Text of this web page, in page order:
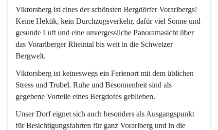
Viktorsberg ist eines der schönsten Bergdörfer Vorarlbergs!
Keine Hektik, kein Durchzugsverkehr, dafür viel Sonne und
gesunde Luft und eine unvergessliche Panoramasicht über
das Vorarlberger Rheintal bis weit in die Schweizer
Bergwelt.
Viktorsberg ist keineswegs ein Ferienort mit dem üblichen
Stress und Trubel. Ruhe und Besonnenheit sind als
gegebene Vorteile eines Bergdofes geblieben.
Unser Dorf eignet sich auch besonders als Ausgangspunkt
für Besichtigungsfahrten für ganz Vorarlberg und in die